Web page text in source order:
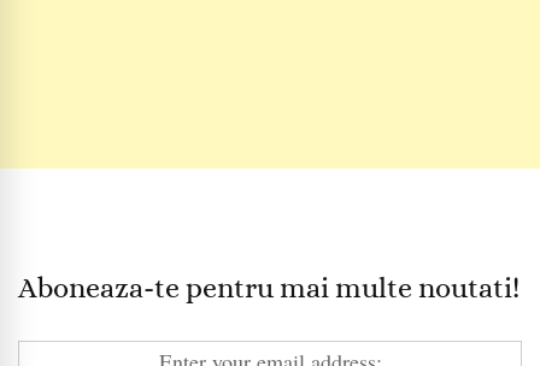
Aboneaza-te pentru mai multe noutati!